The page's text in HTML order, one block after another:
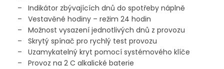
– Indikátor zbývajících dnů do spotřeby náplně
– Vestavěné hodiny – režim 24 hodin
– Možnost vysazení jednotlivých dnů z provozu
– Skrytý spínač pro rychlý test provozu
– Uzamykatelný kryt pomocí systémového klíče
– Provoz na 2 C alkalické baterie